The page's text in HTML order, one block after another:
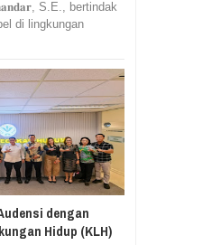
S.E., bertindak
di lingkungan
dengan
Hidup (KLH)